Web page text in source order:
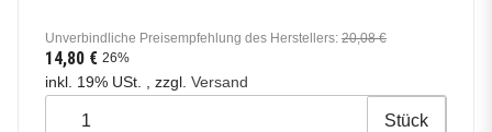
Unverbindliche Preisempfehlung des Herstellers: 20,08 €
14,80 € 26%
inkl. 19% USt. , zzgl. Versand
Stück